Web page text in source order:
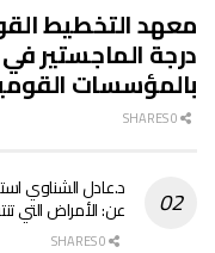
معهد التخطيط
درجة الماجستير
بالمؤسسات
د.عادل الشناوي
عن: الأمراض التي